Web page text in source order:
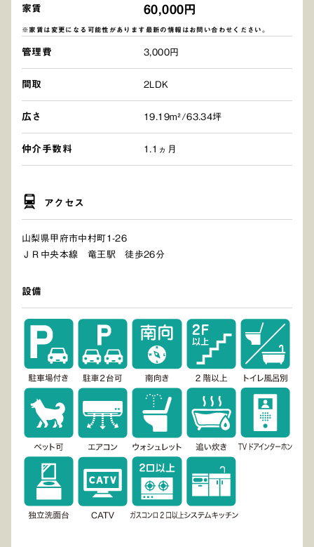
家賃 60,000円
※家賃は変更になる可能性があります最新の情報はお問い合わせください。
管理費 3,000円
間取 2LDK
広さ 19.19m²/63.34坪
仲介手数料 1.1ヵ月
アクセス
山梨県甲府市中村町1-26
ＪＲ中央本線 竜王駅 徒歩26分
設備